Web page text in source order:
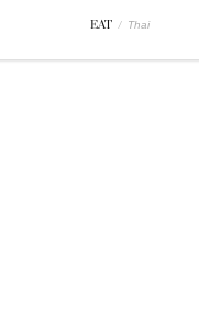
EAT / Thai